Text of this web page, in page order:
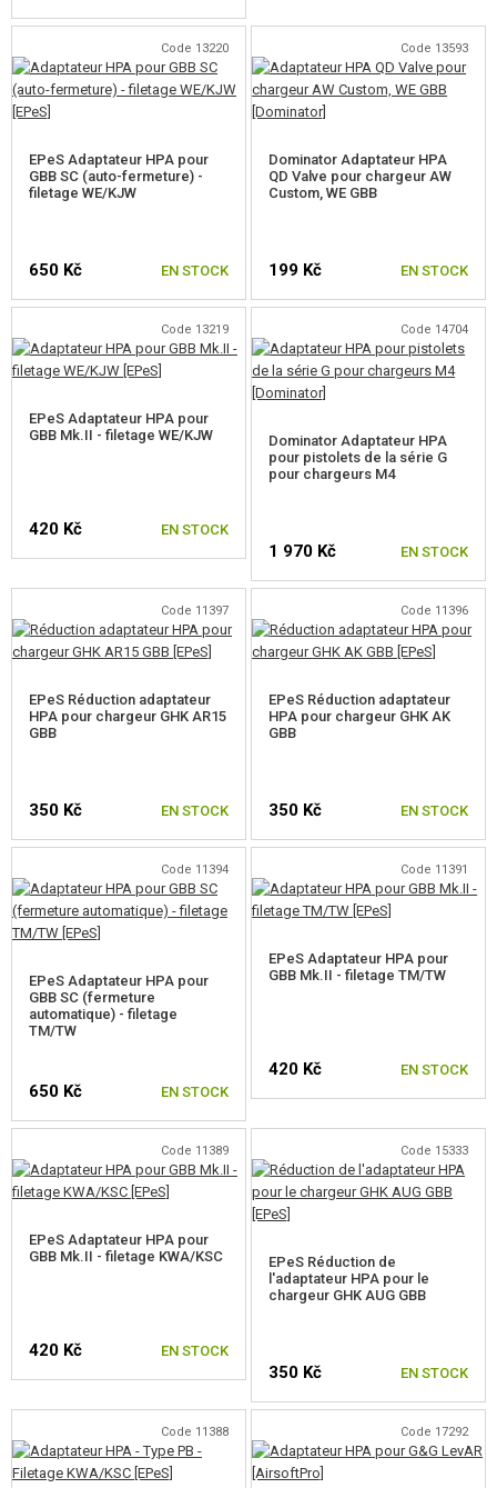
PIECE DE RECHANGE, UPGRADE
PIECES EXTERNES AEG
PIECES POUR RÉPLIQUES SNIPER
KITS DE CONVERSION HPA
RÉGULATEURS ET BOUTEILLES HPA
ADAPTATEURS HPA POUR GBB
ACCESSOIRES HPA
SERVICE ET MAINTENANCE D'RÉPLIQUE
AUTO DÉFENSE, FORMATION, COUTEAUX
CIBLES, CHAMP DE TIR
PANIERS-REPAS
ARTICLES PROMOTIONNELS
MARCHANDISES ENDOMMAGÉES ET USAGÉES
NOUVEAUTÉS
CONTACTEZ NOUS
Code 13220
EPeS Adaptateur HPA pour
GBB SC (auto-fermeture) -
filetage WE/KJW
650 Kč EN STOCK
Code 13593
Dominator Adaptateur HPA
QD Valve pour chargeur AW
Custom, WE GBB
199 Kč EN STOCK
Code 13219
EPeS Adaptateur HPA pour
GBB Mk.II - filetage WE/KJW
420 Kč EN STOCK
Code 14704
Dominator Adaptateur HPA
pour pistolets de la série G
pour chargeurs M4
1 970 Kč EN STOCK
Code 11397
EPeS Réduction adaptateur
HPA pour chargeur GHK AR15
GBB
350 Kč EN STOCK
Code 11396
EPeS Réduction adaptateur
HPA pour chargeur GHK AK
GBB
350 Kč EN STOCK
Code 11394
EPeS Adaptateur HPA pour
GBB SC (fermeture
automatique) - filetage
TM/TW
650 Kč EN STOCK
Code 11391
EPeS Adaptateur HPA pour
GBB Mk.II - filetage TM/TW
420 Kč EN STOCK
Code 11389
EPeS Adaptateur HPA pour
GBB Mk.II - filetage KWA/KSC
420 Kč EN STOCK
Code 15333
EPeS Réduction de
l'adaptateur HPA pour le
chargeur GHK AUG GBB
350 Kč EN STOCK
Code 11388 Code 17292